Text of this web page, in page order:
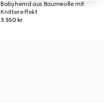
Babyhemd aus Baumwolle mit
Knittereffekt
3.550 kr.